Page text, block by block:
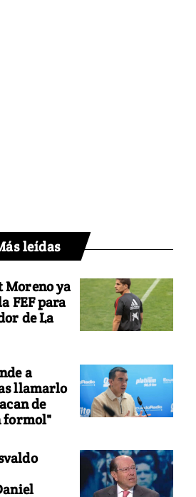
leídas
Moreno ya
FEF para
de La
a
llamarlo
de
formol"